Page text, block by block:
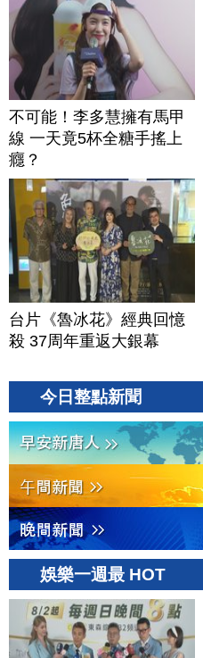
不可能！李多慧擁有馬甲
線 一天竟5杯全糖手搖上
癮？
台片《魯冰花》經典回憶
殺 37周年重返大銀幕
今日整點新聞
娛樂一週最 HOT